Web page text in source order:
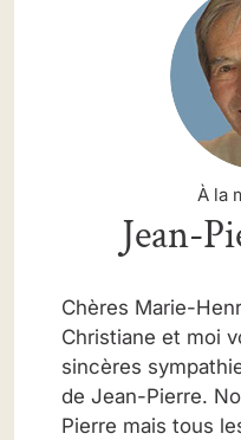
À la
Jean-
Chères Marie-
Christiane et moi
sincères
de Jean-Pierre.
Pierre mais tous